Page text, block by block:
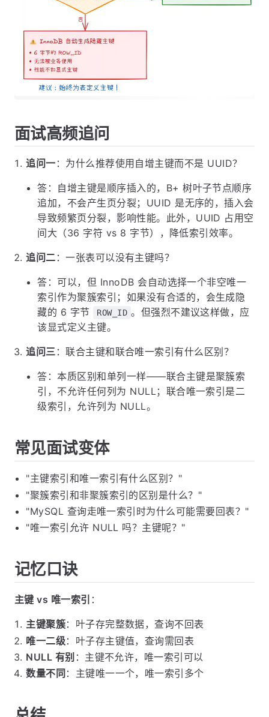
面试高频追问
追问一 ：为什么推荐使用自增主键而不是 UUID？
答：自增主键是顺序插入的，B+ 树叶子节点顺序
追加，不会产生页分裂；UUID 是无序的，插入会
导致频繁页分裂，影响性能。此外，UUID 占用空
间大（36 字符 vs 8 字节），降低索引效率。
追问二 ：一张表可以没有主键吗？
答：可以，但 InnoDB 会自动选择一个非空唯一
索引作为聚簇索引；如果没有合适的，会生成隐
藏的 6 字节
ROW_ID 。但强烈不建议这样做，应
该显式定义主键。
追问三 ：联合主键和联合唯一索引有什么区别？
答：本质区别和单列一样——联合主键是聚簇索
引，不允许任何列为 NULL；联合唯一索引是二
级索引，允许列为 NULL。
常见面试变体
"主键索引和唯一索引有什么区别？"
"聚簇索引和非聚簇索引的区别是什么？"
"MySQL 查询走唯一索引时为什么可能需要回表？"
"唯一索引允许 NULL 吗？主键呢？"
记忆口诀
主键 vs 唯一索引 ：
主键聚簇：叶子存完整数据，查询不回表
唯一二级：叶子存主键值，查询需回表
NULL 有别 ：主键不允许，唯一索引可以
数量不同 ：主键唯一一个，唯一索引多个